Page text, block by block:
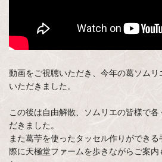
動画をご視聴いただき、今年の葛ソム
いただきました。
この後は自由解散、ソムリエの皆様で
だきました。
また葛苧を使ったタッセル作りができ
際に天極堂ファームを歩きながらご案内